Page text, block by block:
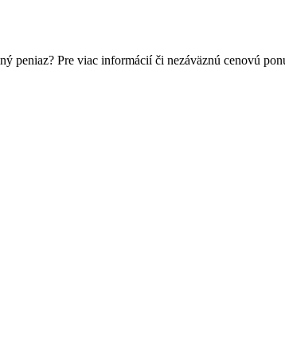
peniaz? Pre viac informácií či nezáväznú cenovú